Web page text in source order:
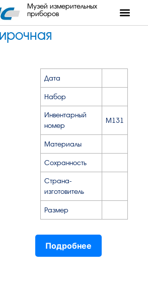
Музей измерительных
приборов
Дата
Набор
Инвентарный
номер
М131
Материалы
Сохранность
Страна-
изготовитель
Размер
Подробнее